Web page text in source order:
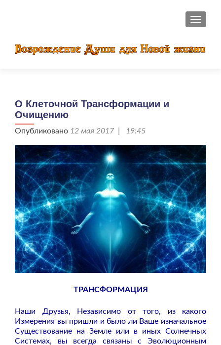
О Клеточной Трансформации и
Очищению
Опубликовано 12 мая 2017 | 19:45
ТРАНСФОРМАЦИЯ
Наши Друзья, Независимо от того, из какого
Измерения вы пришли и было ли Ваше изначальное
Существование на Земле или в иных Солнечных
Системах, вы всегда связаны с Эволюционным